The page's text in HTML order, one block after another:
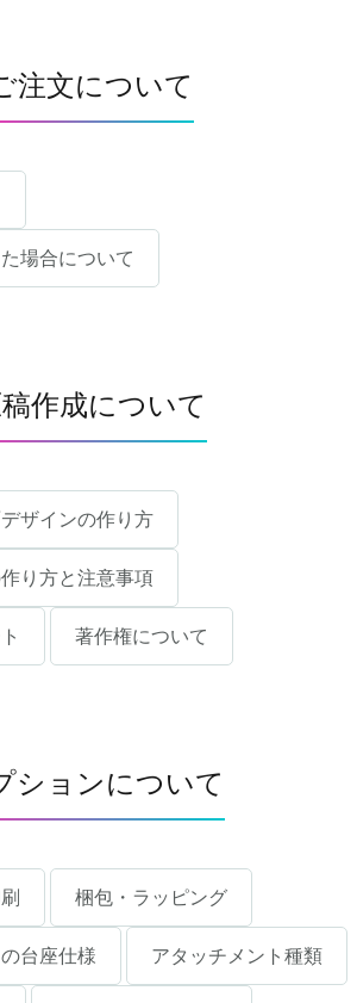
注文について
場合について
作成について
ザインの作り方
り方と注意事項
著作権について
ションについて
梱包・ラッピング
台座仕様 アタッチメント種類